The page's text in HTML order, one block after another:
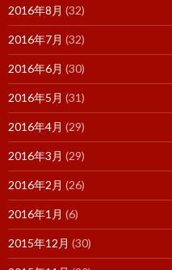
2016年8月 (32)
2016年7月 (32)
2016年6月 (30)
2016年5月 (31)
2016年4月 (29)
2016年3月 (29)
2016年2月 (26)
2016年1月 (6)
2015年12月 (30)